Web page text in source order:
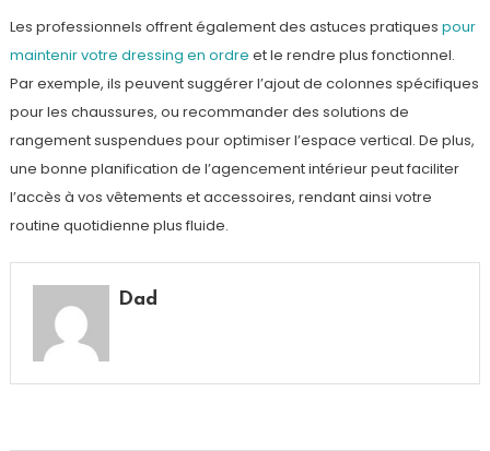
Les professionnels offrent également des astuces pratiques pour
maintenir votre dressing en ordre et le rendre plus fonctionnel.
Par exemple, ils peuvent suggérer l’ajout de colonnes spécifiques
pour les chaussures, ou recommander des solutions de
rangement suspendues pour optimiser l’espace vertical. De plus,
une bonne planification de l’agencement intérieur peut faciliter
l’accès à vos vêtements et accessoires, rendant ainsi votre
routine quotidienne plus fluide.
Dad